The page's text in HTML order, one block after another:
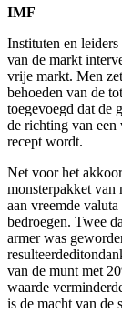
IMF
Instituten en
van de markt
vrije markt. Men
behoeden van de
toegevoegd dat de
de richting van een
recept wordt.
Net voor het
monsterpakket van
aan vreemde
bedroegen. Twee
armer was
van de munt met
waarde
is de macht van de